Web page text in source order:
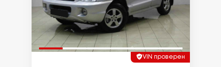
VIN проверен